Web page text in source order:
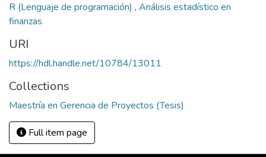
R (Lenguaje de programación) , Análisis estadístico en
finanzas
URI
https://hdl.handle.net/10784/13011
Collections
Maestría en Gerencia de Proyectos (Tesis)
Full item page